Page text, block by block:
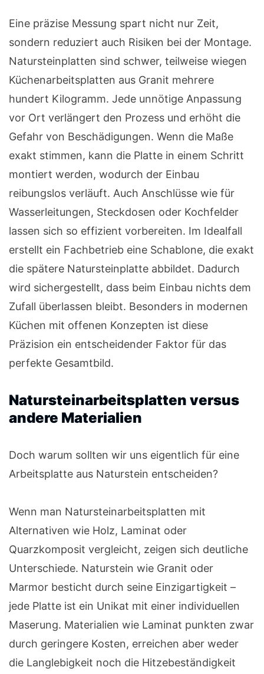
Eine präzise Messung spart nicht nur Zeit,
sondern reduziert auch Risiken bei der Montage.
Natursteinplatten sind schwer, teilweise wiegen
Küchenarbeitsplatten aus Granit mehrere
hundert Kilogramm. Jede unnötige Anpassung
vor Ort verlängert den Prozess und erhöht die
Gefahr von Beschädigungen. Wenn die Maße
exakt stimmen, kann die Platte in einem Schritt
montiert werden, wodurch der Einbau
reibungslos verläuft. Auch Anschlüsse wie für
Wasserleitungen, Steckdosen oder Kochfelder
lassen sich so effizient vorbereiten. Im Idealfall
erstellt ein Fachbetrieb eine Schablone, die exakt
die spätere Natursteinplatte abbildet. Dadurch
wird sichergestellt, dass beim Einbau nichts dem
Zufall überlassen bleibt. Besonders in modernen
Küchen mit offenen Konzepten ist diese
Präzision ein entscheidender Faktor für das
perfekte Gesamtbild.
Natursteinarbeitsplatten versus
andere Materialien
Doch warum sollten wir uns eigentlich für eine
Arbeitsplatte aus Naturstein entscheiden?
Wenn man Natursteinarbeitsplatten mit
Alternativen wie Holz, Laminat oder
Quarzkomposit vergleicht, zeigen sich deutliche
Unterschiede. Naturstein wie Granit oder
Marmor besticht durch seine Einzigartigkeit –
jede Platte ist ein Unikat mit einer individuellen
Maserung. Materialien wie Laminat punkten zwar
durch geringere Kosten, erreichen aber weder
die Langlebigkeit noch die Hitzebeständigkeit